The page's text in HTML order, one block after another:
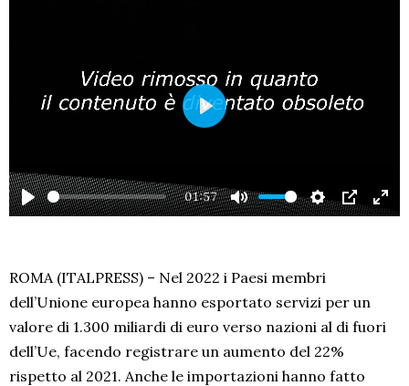
PLAY
01:57
MUTE SETTINGS
PIP
PLAY
ROMA (ITALPRESS) – Nel 2022 i Paesi membri
dell’Unione europea hanno esportato servizi per un
valore di 1.300 miliardi di euro verso nazioni al di fuori
dell’Ue, facendo registrare un aumento del 22%
rispetto al 2021. Anche le importazioni hanno fatto